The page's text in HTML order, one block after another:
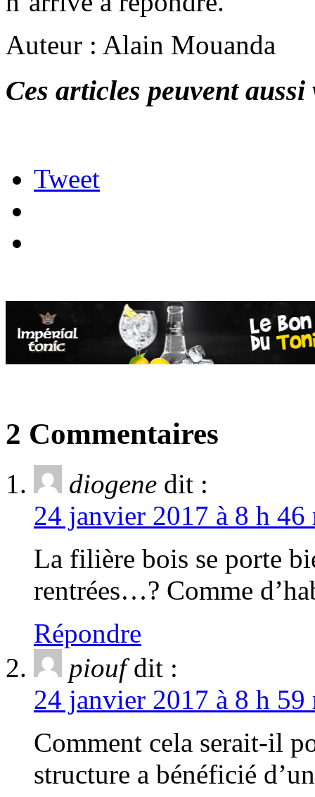
Auteur : Alain Mouanda
Ces articles peuvent
Tweet
2 Commentaires
diogene dit :
24 janvier 2017 à 8 h
La filière bois se porte
rentrées…? Comme
Répondre
piouf dit :
24 janvier 2017 à 8 h
Comment cela serait-il
structure a bénéficié